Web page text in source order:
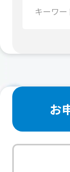
索：
お